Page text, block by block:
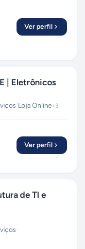
Ver perfil
| Eletrônicos
·Loja Online+3
Ver perfil
de TI e
·